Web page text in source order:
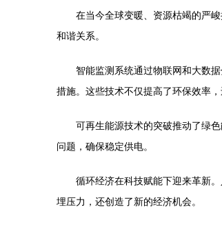
在当今全球变暖、资源枯竭的严
和谐关系。
智能监测系统通过物联网和大数
措施。这些技术不仅提高了环保效率，
可再生能源技术的突破推动了绿
问题，确保稳定供电。
循环经济在科技赋能下迎来革新
埋压力，还创造了新的经济机会。